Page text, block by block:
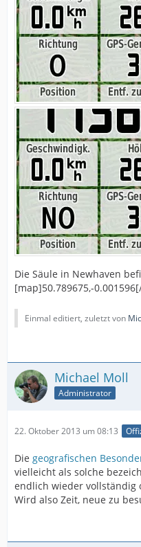
Die Säule in Newhaven
[map]50.789675,-
Einmal editiert, zuletzt von
Michael Moll
Administrator
22. Oktober 2013 um 08:13
Die geografischen
vielleicht als solche
endlich wieder vollständig
Wird also Zeit, neue zu